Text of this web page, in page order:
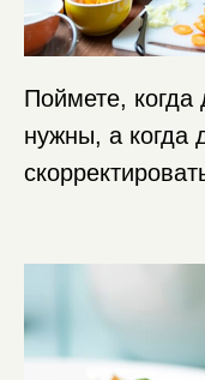
Поймете, когда
нужны, а когда